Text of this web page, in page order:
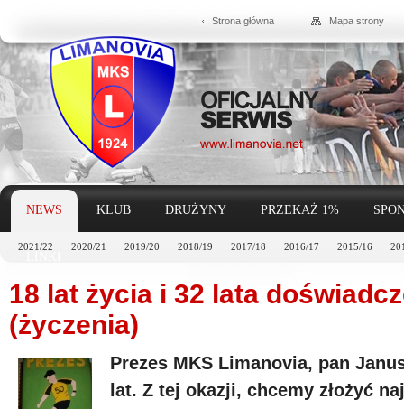
Strona główna Mapa strony
NEWS
2021/22 2020/21 2019/20 2018/19 2017/18 2016/17 2015/16
KLUB DRUŻYNY PRZEKAŻ 1%
18 lat życia i 32 lata
(życzenia)
Prezes MKS Limanovia, pan
lat. Z tej okazji, chcemy złożyć